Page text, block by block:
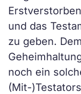
und das
zu geben.
noch ein
(Mit-